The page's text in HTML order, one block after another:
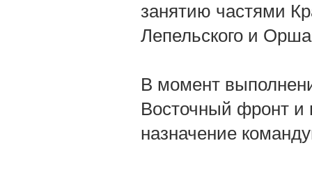
занятию частями
Лепельского и
В момент
Восточный фронт и
назначение